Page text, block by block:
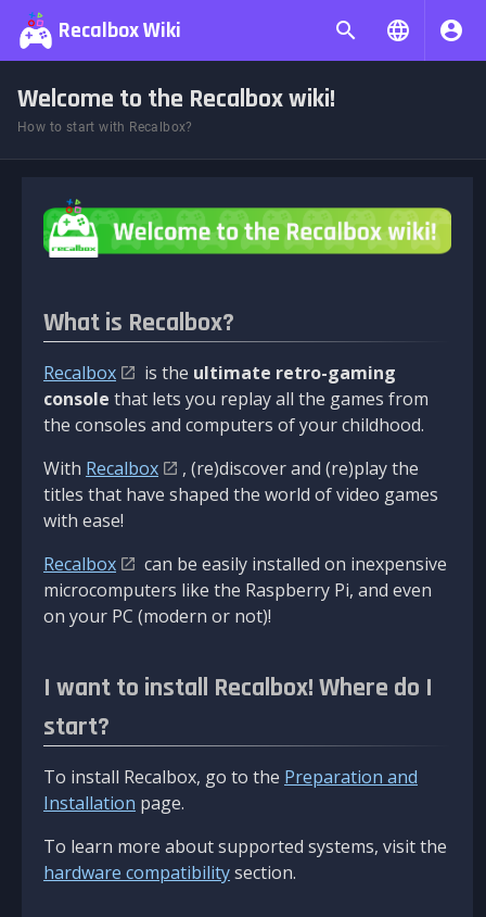
Recalbox Wiki
Welcome to the Recalbox wiki!
How to start with Recalbox?
What is Recalbox?
Recalbox is the ultimate retro-gaming
console that lets you replay all the games from
the consoles and computers of your childhood.
With Recalbox
, (re)discover and (re)play the
titles that have shaped the world of video games
with ease!
Recalbox
can be easily installed on inexpensive
microcomputers like the Raspberry Pi, and even
on your PC (modern or not)!
I want to install Recalbox! Where do I
start?
To install Recalbox, go to the Preparation and
Installation page.
To learn more about supported systems, visit the
hardware compatibilitysection.